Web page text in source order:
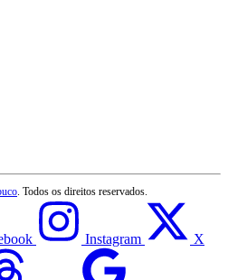
. Todos os direitos reservados.
Instagram X